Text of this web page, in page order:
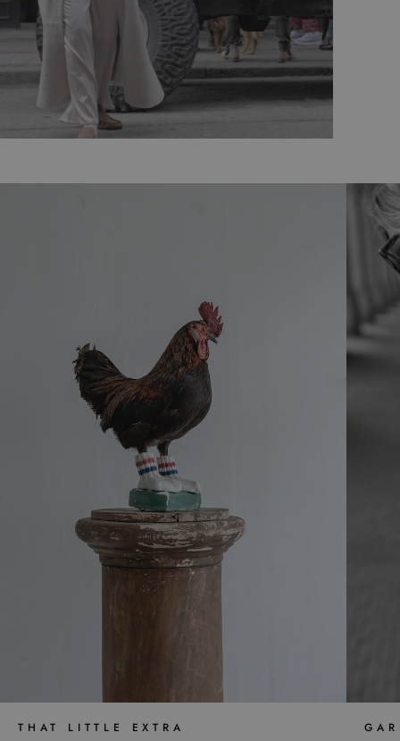
THAT LITTLE EXTRA